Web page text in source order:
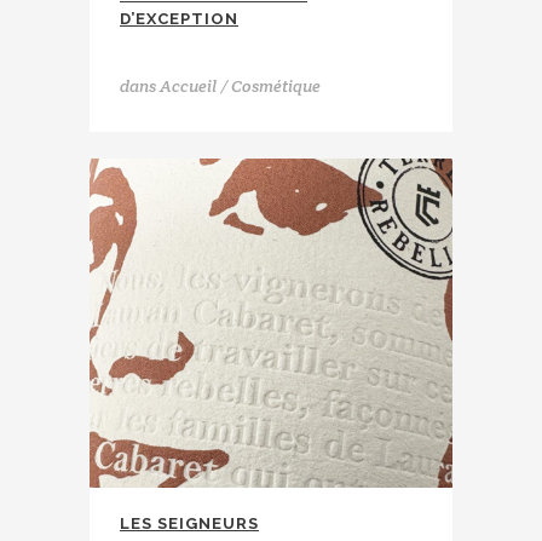
D’EXCEPTION
dansAccueil / Cosmétique
LES SEIGNEURS